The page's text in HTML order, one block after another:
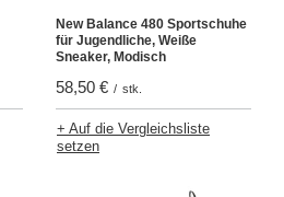
New Balance 480 Sportschuhe
für Jugendliche, Weiße
Sneaker, Modisch
58,50 € / stk.
+ Auf die Vergleichsliste
setzen